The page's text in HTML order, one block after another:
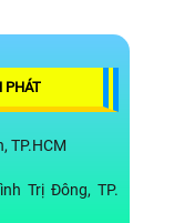
PHÁT
TP.HCM
Trị Đông, TP.